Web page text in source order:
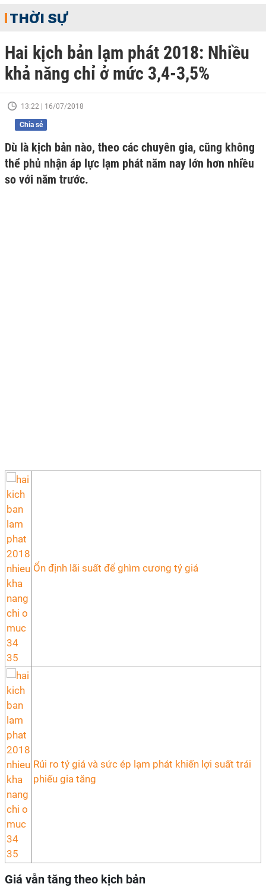
THỜI SỰ
Hai kịch bản lạm phát 2018: Nhiều
khả năng chỉ ở mức 3,4-3,5%
13:22 | 16/07/2018
Chia sẻ
Dù là kịch bản nào, theo các chuyên gia, cũng không
thể phủ nhận áp lực lạm phát năm nay lớn hơn nhiều
so với năm trước.
Ổn định lãi suất để ghìm cương tỷ giá
Rủi ro tỷ giá và sức ép lạm phát khiến lợi suất trái
phiếu gia tăng
Giá vẫn tăng theo kịch bản